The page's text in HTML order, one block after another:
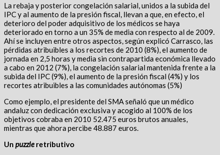
La rebaja y posterior congelación salarial, unidos a la subida del
IPC y al aumento de la presión fiscal, llevan a que, en efecto, el
deterioro del poder adquisitivo de los médicos se haya
deteriorado en torno a un 35% de media con respecto al de 2009.
Ahí se incluyen entre otros aspectos, según explicó Carrasco, las
pérdidas atribuibles a los recortes de 2010 (8%), el aumento de
jornada en 2,5 horas y media sin contrapartida económica llevado
a cabo en 2012 (7%), la congelación salarial mantenida frente a la
subida del IPC (9%), el aumento de la presión fiscal (4%) y los
recortes atribuibles a las comunidades autónomas (5%)
Como ejemplo, el presidente del SMA señaló que un médico
andaluz con dedicación exclusiva y acogido al 100% de los
objetivos cobraba en 2010 52.475 euros brutos anuales,
mientras que ahora percibe 48.887 euros.
Un puzzleretributivo